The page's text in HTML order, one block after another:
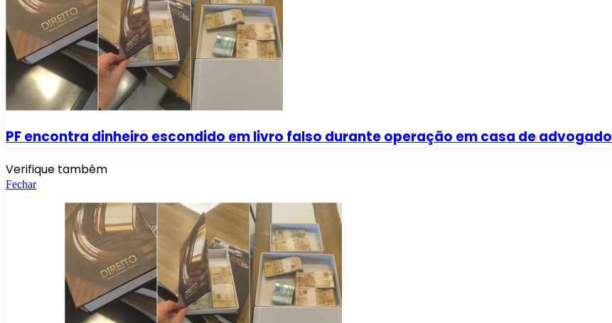
PF encontra dinheiro escondido em livro falso durante operação em casa de advogado
Verifique também
Fechar